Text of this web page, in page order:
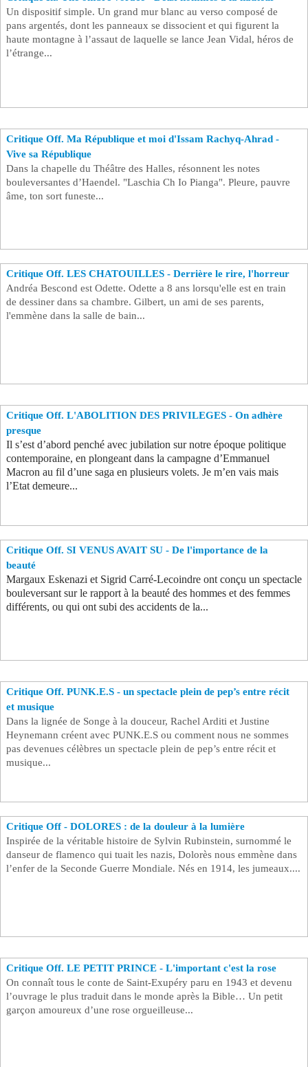
Un dispositif simple. Un grand mur blanc au verso composé de
pans argentés, dont les panneaux se dissocient et qui figurent la
haute montagne à l’assaut de laquelle se lance Jean Vidal, héros de
l’étrange...
Critique Off. Ma République et moi d'Issam Rachyq-Ahrad -
Vive sa République
Dans la chapelle du Théâtre des Halles, résonnent les notes
bouleversantes d’Haendel. "Laschia Ch Io Pianga". Pleure, pauvre
âme, ton sort funeste...
Critique Off. LES CHATOUILLES - Derrière le rire, l'horreur
Andréa Bescond est Odette. Odette a 8 ans lorsqu'elle est en train
de dessiner dans sa chambre. Gilbert, un ami de ses parents,
l'emmène dans la salle de bain...
Critique Off. L'ABOLITION DES PRIVILEGES - On adhère
presque
Il s’est d’abord penché avec jubilation sur notre époque politique
contemporaine, en plongeant dans la campagne d’Emmanuel
Macron au fil d’une saga en plusieurs volets. Je m’en vais mais
l’Etat demeure...
Critique Off. SI VENUS AVAIT SU - De l'importance de la
beauté
Margaux Eskenazi et Sigrid Carré-Lecoindre ont conçu un spectacle
bouleversant sur le rapport à la beauté des hommes et des femmes
différents, ou qui ont subi des accidents de la...
Critique Off. PUNK.E.S - un spectacle plein de pep’s entre récit
et musique ​
Dans la lignée de Songe à la douceur, Rachel Arditi et Justine
Heynemann créent avec PUNK.E.S ou comment nous ne sommes
pas devenues célèbres un spectacle plein de pep’s entre récit et
musique...
Critique Off - DOLORES : de la douleur à la lumière
Inspirée de la véritable histoire de Sylvin Rubinstein, surnommé le
danseur de flamenco qui tuait les nazis, Dolorès nous emmène dans
l’enfer de la Seconde Guerre Mondiale. Nés en 1914, les jumeaux....
Critique Off. LE PETIT PRINCE - L'important c'est la rose
On connaît tous le conte de Saint-Exupéry paru en 1943 et devenu
l’ouvrage le plus traduit dans le monde après la Bible… Un petit
garçon amoureux d’une rose orgueilleuse...